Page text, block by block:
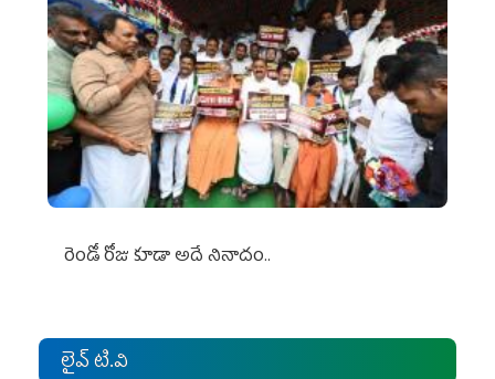
రెండో రోజు కూడా అదే నినాదం..
లైవ్ టి.వి